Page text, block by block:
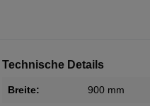
Technische Details
Breite: 900 mm